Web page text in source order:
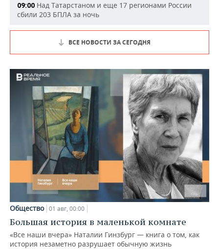
09:00 Над Татарстаном и еще 17 регионами России
сбили 203 БПЛА за ночь
ВСЕ НОВОСТИ ЗА СЕГОДНЯ
Общество 01 авг, 00:00
Большая история в маленькой комнате
«Все наши вчера» Наталии Гинзбург — книга о том, как
история незаметно разрушает обычную жизнь